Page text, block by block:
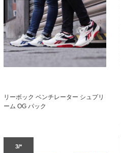
リーボック ベンチレーター シュプリ
ーム OG パック
3/*